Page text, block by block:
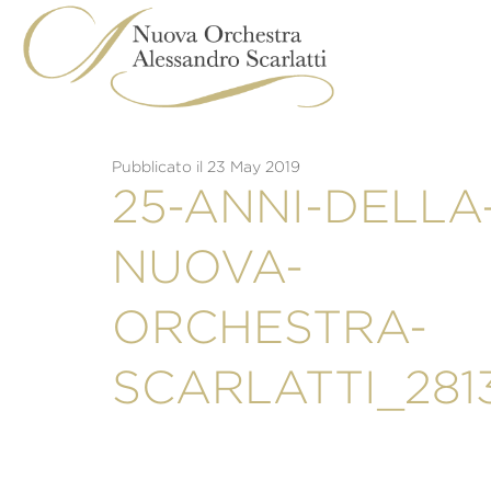
content
Pubblicato il 23 May 2019
25-ANNI-
NUOVA-
ORCHESTRA-